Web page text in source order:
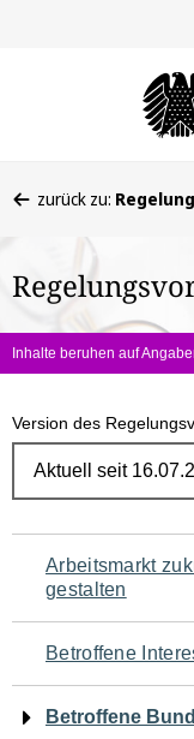
befinden
hier:
zurück zu:
Inhalte beruhen auf
Version des
Navigation
für
den
Arbeitsmarkt
gestalten
Betroffene
Betroffene